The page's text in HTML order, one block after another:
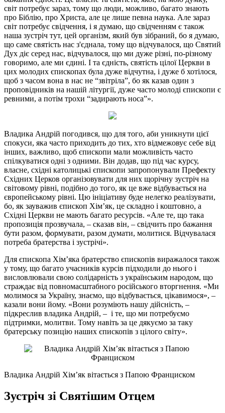
світ потребує зараз, тому що люди, можливо, багато знають
про Біблію, про Христа, але це лише певна наука. Але зараз
світ потребує свідчення, і я думаю, що свідченням є також
наша зустріч тут, цей організм, який був зібраний, бо я думаю,
що саме святість нас з'єднала, тому що відчувалося, що Святий
Дух діє серед нас, відчувалося, що ми дуже різні, по-різному
говоримо, але ми єдині. І та єдність, святість цілої Церкви в
цих молодих єпископах була дуже відчутна, і дуже б хотілося,
щоб з часом вона в нас не “звітріла”, бо як казав один з
проповідників на нашій літургії, дуже часто молоді єпископи є
ревними, а потім трохи “задирають носа”».
Владика Андрій погодився, що для того, аби уникнути цієї
спокуси, яка часто приходить до тих, хто відмежовує себе від
інших, важливо, щоб єпископи мали можливість часто
спілкуватися одні з одними. Він додав, що під час курсу,
власне, східні католицькі єпископи запропонували Префекту
Східних Церков організовувати для них щорічну зустріч на
світовому рівні, подібно до того, як це вже відбувається на
європейському рівні. Цю ініціативу буде нелегко реалізувати,
бо, як зауважив єпископ Хімʼяк, це складно і коштовно, а
Східні Церкви не мають багато ресурсів. «Але те, що така
пропозиція прозвучала, – сказав він, – свідчить про бажання
бути разом, формувати, разом думати, молитися. Відчувалася
потреба братерства і зустрічі».
Для єпископа Хімʼяка братерство єпископів виражалося також
у тому, що багато учасників курсів підходили до нього і
висловлювали свою солідарність з українським народом, що
страждає від повномасштабного російського вторгнення. «Ми
молимося за Україну, знаємо, що відбувається, цікавимося», –
казали вони йому. «Вони розуміють нашу дійсність, –
підкреслив владика Андрій, – і те, що ми потребуємо
підтримки, молитви. Тому навіть за це дякуємо за таку
братерську позицію наших єпископів з цілого світу».
Владика Андрій Хімʼяк вітається з Папою Франциском
Зустріч зі Святішим Отцем